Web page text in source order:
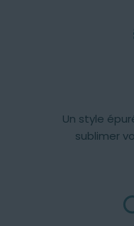
Un style
sublimer